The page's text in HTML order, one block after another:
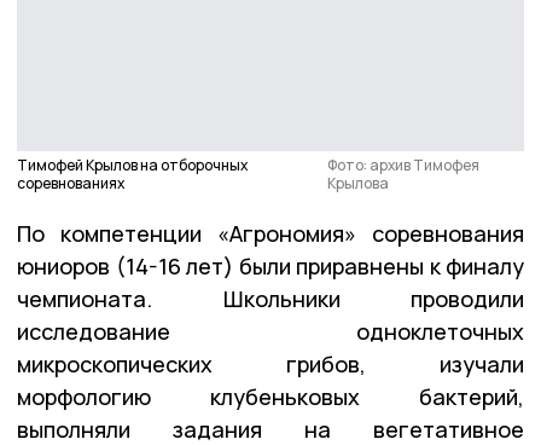
Тимофей Крылов на отборочных
соревнованиях
Фото: архив Тимофея
Крылова
По компетенции «Агрономия» соревнования
юниоров (14-16 лет) были приравнены к финалу
чемпионата. Школьники проводили
исследование одноклеточных
микроскопических грибов, изучали
морфологию клубеньковых бактерий,
выполняли задания на вегетативное